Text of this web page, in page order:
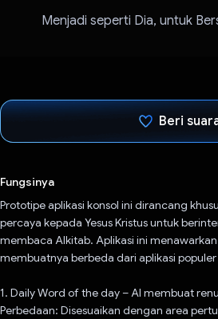
Menjadi seperti Dia, untuk
Beri
Fungsinya
Prototipe aplikasi konsol ini dirancang
percaya kepada Yesus Kristus untuk
membaca Alkitab. Aplikasi ini
membuatnya berbeda dari aplikasi
1. Daily Word of the day – AI membuat
Perbedaan: Disesuaikan dengan area